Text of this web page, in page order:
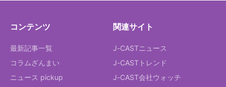
コンテンツ
最新記事一覧
コラムざんまい
ニュース pickup
関連サイト
J-CASTニュース
J-CASTトレンド
J-CAST会社ウォッチ